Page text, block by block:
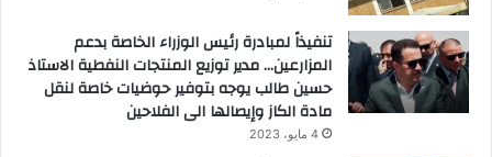
تنفيذاً لمبادرة رئيس الوزراء الخاصة بدعم
المزارعين… مدير توزيع المنتجات النفطية الاستاذ
حسين طالب يوجه بتوفير حوضيات خاصة لنقل
مادة الكاز وإيصالها الى الفلاحين
4 مايو، 2023